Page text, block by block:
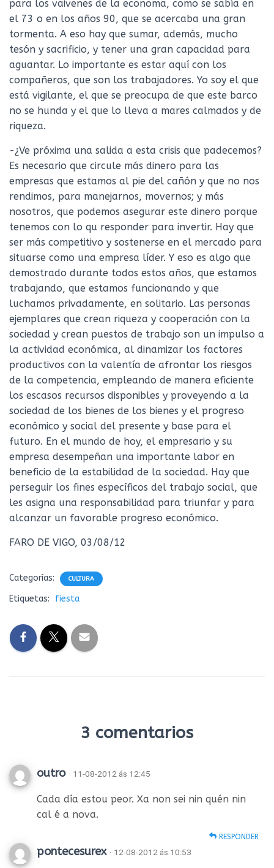
para los vaivenes de la economa, como se sabía en
el 73 o en los años 90, que se acercaba una gran
tormenta. A eso hay que sumar, además, mucho
tesón y sacrificio, y tener una gran capacidad para
aguantar. Lo importante es estar aquí con los
compañeros, que son los trabajadores. Yo soy el que
está vigilante, el que se preocupa de que este barco
no se hunda y el que lo lleva a mares calmados y de
riqueza.
-¿Ve próxima una salida a esta crisis que padecemos?
Es necesario que circule más dinero para las
empresas que estamos al pie del cañón y que no nos
rendimos, para manejarnos, movernos; y más
nosotros, que podemos asegurar este dinero porque
tenemos con lo qu responder para invertir. Hay que
ser más competitivo y sostenerse en el mercado para
situarse como una empresa líder. Y eso es algo que
demostrado durante todos estos años, que estamos
trabajando, que estamos funcionando y que
luchamos privadamente, en solitario. Las personas
ejemplares que crean riqueza y cooperación con la
sociedad y crean puestos de trabajo son un impulso a
la actividad económica, al dinamizar los factores
productivos con la valentía de afrontar los riesgos
de la competencia, empleando de manera eficiente
los escasos recursos disponibles y proveyendo a la
sociedad de los bienes de los bienes y el progreso
económico y social del presente y base para el
futuro. En el mundo de hoy, el empresario y su
empresa desempeñan una importante labor en
beneficio de la estabilidad de la sociedad. Hay que
perseguir los fines específicos del trabajo social, que
les asigna una responsabilidad para triunfar y para
alcanzar un favorable progreso económico.
FARO DE VIGO, 03/08/12
Categorías: CULTURA
Etiquetas: fiesta
3 comentarios
outro · 11-08-2012 ás 12:45
Cada día estou peor. Xa non sei nin quén nin
cal é a nova.
RESPONDER
pontecesurex · 12-08-2012 ás 10:53